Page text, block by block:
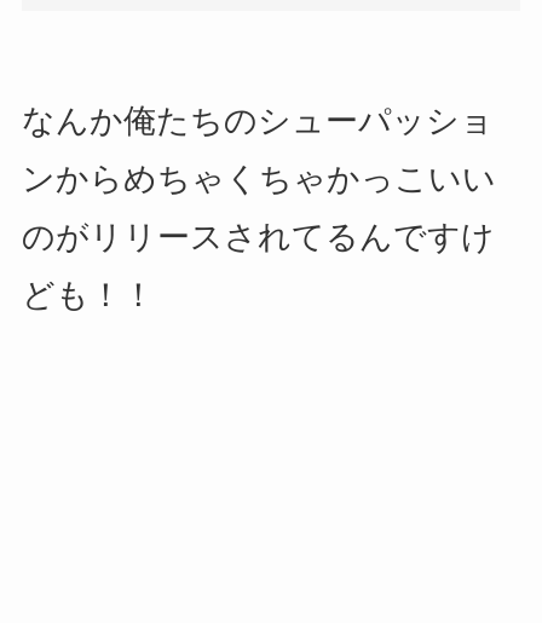
なんか俺たちのシューパッショ
ンからめちゃくちゃかっこいい
のがリリースされてるんですけ
ども！！